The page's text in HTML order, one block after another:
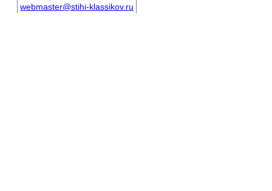
webmaster@stihi-klassikov.ru